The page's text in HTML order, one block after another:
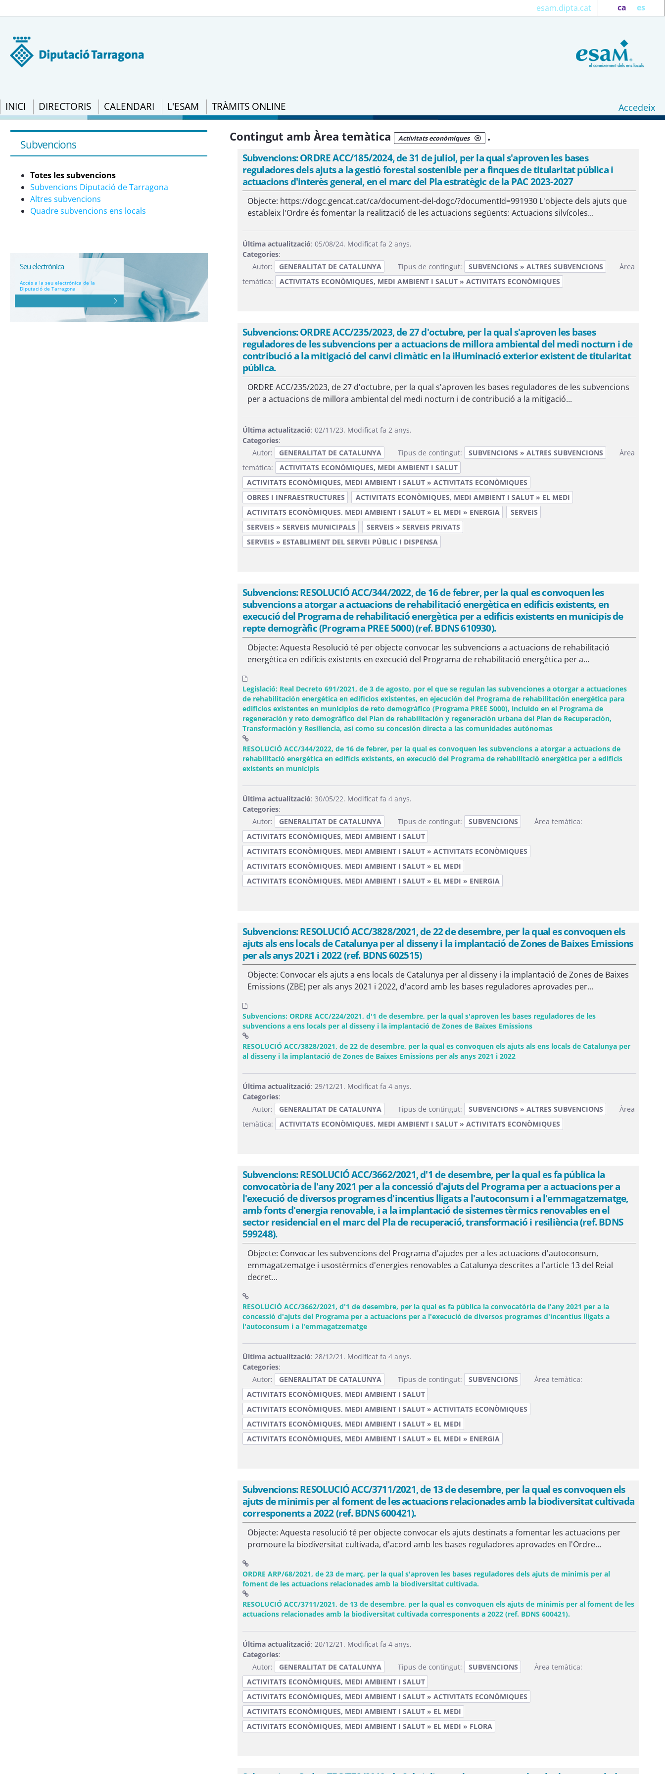
ca es
esam.dipta.cat
INICI DIRECTORIS CALENDARI L'ESAM TRÀMITS ONLINE Accedeix
Totes les subvencions - eSAM
Subvencions
Totes les subvencions
Subvencions Diputació de Tarragona
Altres subvencions
Quadre subvencions ens locals
Seu electrònica
Accés a la seu electrònica de la
Diputació de Tarragona
Contingut amb Àrea temàtica Activitats econòmiques .
Subvencions: ORDRE ACC/185/2024, de 31 de juliol, per la qual s'aproven les bases
reguladores dels ajuts a la gestió forestal sostenible per a finques de titularitat pública i
actuacions d'interès general, en el marc del Pla estratègic de la PAC 2023-2027
Objecte: https://dogc.gencat.cat/ca/document-del-dogc/?documentId=991930 L'objecte dels ajuts que
estableix l'Ordre és fomentar la realització de les actuacions següents: Actuacions silvícoles...
Última actualització: 05/08/24. Modificat fa 2 anys.
Categories:
Autor:
GENERALITAT DE CATALUNYA Tipus de contingut: SUBVENCIONS » ALTRES SUBVENCIONS
Àrea
temàtica:
ACTIVITATS ECONÒMIQUES, MEDI AMBIENT I SALUT » ACTIVITATS ECONÒMIQUES
Subvencions: ORDRE ACC/235/2023, de 27 d'octubre, per la qual s'aproven les bases
reguladores de les subvencions per a actuacions de millora ambiental del medi nocturn i de
contribució a la mitigació del canvi climàtic en la il·luminació exterior existent de titularitat
pública.
ORDRE ACC/235/2023, de 27 d'octubre, per la qual s'aproven les bases reguladores de les subvencions
per a actuacions de millora ambiental del medi nocturn i de contribució a la mitigació...
Última actualització: 02/11/23. Modificat fa 2 anys.
Categories:
Autor:
GENERALITAT DE CATALUNYA Tipus de contingut: SUBVENCIONS » ALTRES SUBVENCIONS
Àrea
temàtica:
ACTIVITATS ECONÒMIQUES, MEDI AMBIENT I SALUT
ACTIVITATS ECONÒMIQUES, MEDI AMBIENT I SALUT » ACTIVITATS ECONÒMIQUES
OBRES I INFRAESTRUCTURES
ACTIVITATS ECONÒMIQUES, MEDI AMBIENT I SALUT » EL MEDI
ACTIVITATS ECONÒMIQUES, MEDI AMBIENT I SALUT » EL MEDI » ENERGIA
SERVEIS
SERVEIS » SERVEIS MUNICIPALS
SERVEIS » SERVEIS PRIVATS
SERVEIS » ESTABLIMENT DEL SERVEI PÚBLIC I DISPENSA
Subvencions: RESOLUCIÓ ACC/344/2022, de 16 de febrer, per la qual es convoquen les
subvencions a atorgar a actuacions de rehabilitació energètica en edificis existents, en
execució del Programa de rehabilitació energètica per a edificis existents en municipis de
repte demogràfic (Programa PREE 5000) (ref. BDNS 610930).
Objecte: Aquesta Resolució té per objecte convocar les subvencions a actuacions de rehabilitació
energètica en edificis existents en execució del Programa de rehabilitació energètica per a...
Legislació: Real Decreto 691/2021, de 3 de agosto, por el que se regulan las subvenciones a otorgar a actuaciones
de rehabilitación energética en edificios existentes, en ejecución del Programa de rehabilitación energética para
edificios existentes en municipios de reto demográfico (Programa PREE 5000), incluido en el Programa de
regeneración y reto demográfico del Plan de rehabilitación y regeneración urbana del Plan de Recuperación,
Transformación y Resiliencia, así como su concesión directa a las comunidades autónomas
RESOLUCIÓ ACC/344/2022, de 16 de febrer, per la qual es convoquen les subvencions a atorgar a actuacions de
rehabilitació energètica en edificis existents, en execució del Programa de rehabilitació energètica per a edificis
existents en municipis(Obre una finestra nova)
Última actualització: 30/05/22. Modificat fa 4 anys.
Categories:
Autor:
GENERALITAT DE CATALUNYA Tipus de contingut: SUBVENCIONS
Àrea temàtica:
ACTIVITATS ECONÒMIQUES, MEDI AMBIENT I SALUT
ACTIVITATS ECONÒMIQUES, MEDI AMBIENT I SALUT » ACTIVITATS ECONÒMIQUES
ACTIVITATS ECONÒMIQUES, MEDI AMBIENT I SALUT » EL MEDI
ACTIVITATS ECONÒMIQUES, MEDI AMBIENT I SALUT » EL MEDI » ENERGIA
Subvencions: RESOLUCIÓ ACC/3828/2021, de 22 de desembre, per la qual es convoquen els
ajuts als ens locals de Catalunya per al disseny i la implantació de Zones de Baixes Emissions
per als anys 2021 i 2022 (ref. BDNS 602515)
Objecte: Convocar els ajuts a ens locals de Catalunya per al disseny i la implantació de Zones de Baixes
Emissions (ZBE) per als anys 2021 i 2022, d'acord amb les bases reguladores aprovades per...
Subvencions: ORDRE ACC/224/2021, d'1 de desembre, per la qual s'aproven les bases reguladores de les
subvencions a ens locals per al disseny i la implantació de Zones de Baixes Emissions
RESOLUCIÓ ACC/3828/2021, de 22 de desembre, per la qual es convoquen els ajuts als ens locals de Catalunya per
al disseny i la implantació de Zones de Baixes Emissions per als anys 2021 i 2022(Obre una finestra nova)
Última actualització: 29/12/21. Modificat fa 4 anys.
Categories:
Autor:
GENERALITAT DE CATALUNYA Tipus de contingut: SUBVENCIONS » ALTRES SUBVENCIONS
Àrea
temàtica:
ACTIVITATS ECONÒMIQUES, MEDI AMBIENT I SALUT » ACTIVITATS ECONÒMIQUES
Subvencions: RESOLUCIÓ ACC/3662/2021, d'1 de desembre, per la qual es fa pública la
convocatòria de l'any 2021 per a la concessió d'ajuts del Programa per a actuacions per a
l'execució de diversos programes d'incentius lligats a l'autoconsum i a l'emmagatzematge,
amb fonts d'energia renovable, i a la implantació de sistemes tèrmics renovables en el
sector residencial en el marc del Pla de recuperació, transformació i resiliència (ref. BDNS
599248).
Objecte: Convocar les subvencions del Programa d'ajudes per a les actuacions d'autoconsum,
emmagatzematge i usostèrmics d'energies renovables a Catalunya descrites a l'article 13 del Reial
decret...
RESOLUCIÓ ACC/3662/2021, d'1 de desembre, per la qual es fa pública la convocatòria de l'any 2021 per a la
concessió d'ajuts del Programa per a actuacions per a l'execució de diversos programes d'incentius lligats a
l'autoconsum i a l'emmagatzematge(Obre una finestra nova)
Última actualització: 28/12/21. Modificat fa 4 anys.
Categories:
Autor:
GENERALITAT DE CATALUNYA Tipus de contingut: SUBVENCIONS
Àrea temàtica:
ACTIVITATS ECONÒMIQUES, MEDI AMBIENT I SALUT
ACTIVITATS ECONÒMIQUES, MEDI AMBIENT I SALUT » ACTIVITATS ECONÒMIQUES
ACTIVITATS ECONÒMIQUES, MEDI AMBIENT I SALUT » EL MEDI
ACTIVITATS ECONÒMIQUES, MEDI AMBIENT I SALUT » EL MEDI » ENERGIA
Subvencions: RESOLUCIÓ ACC/3711/2021, de 13 de desembre, per la qual es convoquen els
ajuts de minimis per al foment de les actuacions relacionades amb la biodiversitat cultivada
corresponents a 2022 (ref. BDNS 600421).
Objecte: Aquesta resolució té per objecte convocar els ajuts destinats a fomentar les actuacions per
promoure la biodiversitat cultivada, d'acord amb les bases reguladores aprovades en l'Ordre...
ORDRE ARP/68/2021, de 23 de març, per la qual s'aproven les bases reguladores dels ajuts de minimis per al
foment de les actuacions relacionades amb la biodiversitat cultivada.(Obre una finestra nova)
RESOLUCIÓ ACC/3711/2021, de 13 de desembre, per la qual es convoquen els ajuts de minimis per al foment de les
actuacions relacionades amb la biodiversitat cultivada corresponents a 2022 (ref. BDNS 600421).(Obre una finestra nova)
Última actualització: 20/12/21. Modificat fa 4 anys.
Categories:
Autor:
GENERALITAT DE CATALUNYA Tipus de contingut: SUBVENCIONS
Àrea temàtica:
ACTIVITATS ECONÒMIQUES, MEDI AMBIENT I SALUT
ACTIVITATS ECONÒMIQUES, MEDI AMBIENT I SALUT » ACTIVITATS ECONÒMIQUES
ACTIVITATS ECONÒMIQUES, MEDI AMBIENT I SALUT » EL MEDI
ACTIVITATS ECONÒMIQUES, MEDI AMBIENT I SALUT » EL MEDI » FLORA